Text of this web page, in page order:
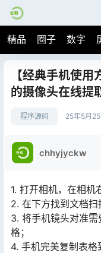
精品 圈子 数字
【经典手机使
的摄像头在线提
程序源码 25年5月25
chhyjyckw
1. 打开相机，在相机
2. 在下方找到文档扫
3. 将手机镜头对准
格；
4. 手机完美复制表